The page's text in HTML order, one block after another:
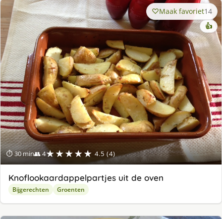
⏱ 30 min👥 4★★★★★ 4.5 (4)
Maak favoriet14
👍
Knoflookaardappelpartjes uit de oven
Bijgerechten Groenten